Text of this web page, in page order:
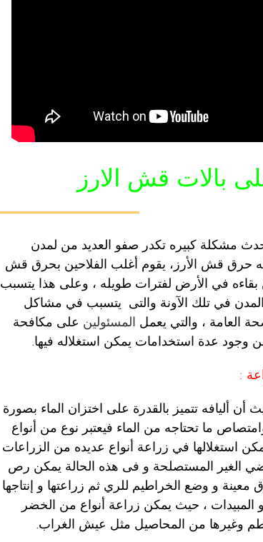
بالات قش الارز
مشكلة كبيره تكدر صفو العديد من لمدن
حرق قش الأرز، یقوم أغلب الفلاحین بحرق قش
بقاءه في الأرض لفترات طويله ، وعلى هذا يتسبب
في تلك الآونة والتى يتسبب في مشاكل
العامة ، والتي يعمل المسئولين على مكافحة
وجود عدة استخدامات يمكن استغلاله فيها.
:
ألیافه تتميز بالقدرة على اختزان الماء بصورة
ما تحتاجه من الماء فیعتبر نوع من أنواع
استغلالھا في زراعة أنواع عديده من الزراعات
الغیر المستصلحة و فى هذه الحالة يمكن رص
و وضع الخراطيم للري ثم زراعتها و إنتاجها
، حیث یمكن زراعة أنواع من الخضر
وغيرها من المحاصيل مثل عيش الغراب.